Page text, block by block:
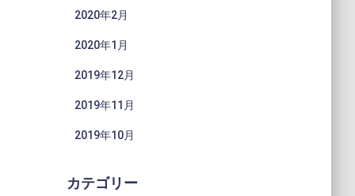
2020年2月
2020年1月
2019年12月
2019年11月
2019年10月
カテゴリー